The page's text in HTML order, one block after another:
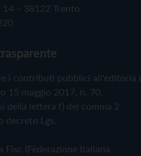
– 38122 Trento
i contributi pubblici all'editoria
15 maggio 2017, n. 70.
della lettera f) del comma 2
decreto Lgs.
(Federazione Italiana